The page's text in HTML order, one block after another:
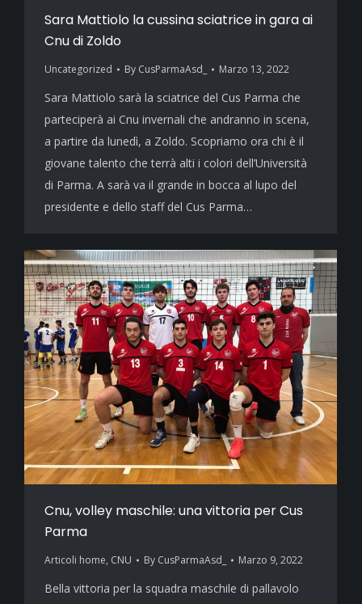
Sara Mattiolo la cussina sciatrice in gara ai
Cnu di Zoldo
Uncategorized By CusParmaAsd_ Marzo 13, 2022
Sara Mattiolo sarà la sciatrice del Cus Parma che
parteciperà ai Cnu invernali che andranno in scena,
a partire da lunedì, a Zoldo. Scopriamo ora chi è il
giovane talento che terrà alti i colori dell’Università
di Parma. A sarà va il grande in bocca al lupo del
presidente e dello staff del Cus Parma…
Cnu, volley maschile: una vittoria per Cus
Parma
Articoli home, CNU By CusParmaAsd_ Marzo 9, 2022
Bella vittoria per la squadra maschile di pallavolo